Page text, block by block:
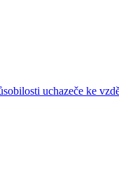
uchazeče ke